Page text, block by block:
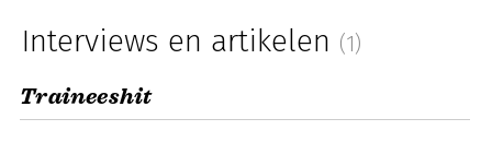
Interviews en artikelen (1)
Traineeshit